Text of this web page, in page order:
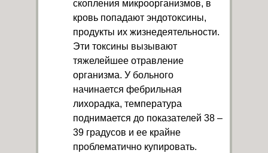
скопления микроорганизмов, в
кровь попадают эндотоксины,
продукты их жизнедеятельности.
Эти токсины вызывают
тяжелейшее отравление
организма. У больного
начинается фебрильная
лихорадка, температура
поднимается до показателей 38 –
39 градусов и ее крайне
проблематично купировать.